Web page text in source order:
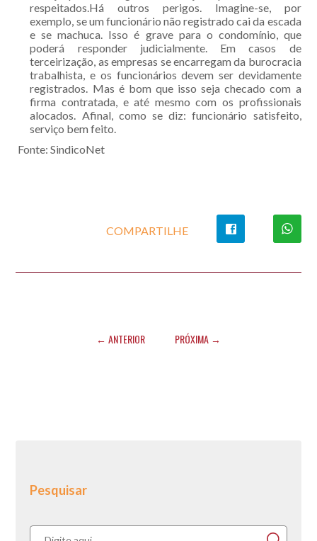
respeitados.Há outros perigos. Imagine-se, por
exemplo, se um funcionário não registrado cai da escada
e se machuca. Isso é grave para o condomínio, que
poderá responder judicialmente. Em casos de
terceirização, as empresas se encarregam da burocracia
trabalhista, e os funcionários devem ser devidamente
registrados. Mas é bom que isso seja checado com a
firma contratada, e até mesmo com os profissionais
alocados. Afinal, como se diz: funcionário satisfeito,
serviço bem feito.
Fonte: SindicoNet
COMPARTILHE
← ANTERIOR PRÓXIMA →
Pesquisar